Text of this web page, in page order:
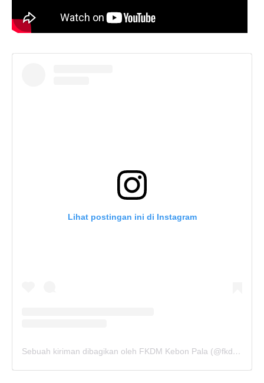
Lihat postingan ini di Instagram
Sebuah kiriman dibagikan oleh FKDM Kebon Pala (@fkdm_kebonpala)